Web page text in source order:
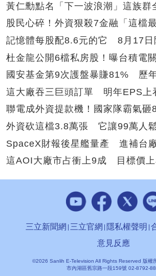
黃仁勳點名「下一波浪潮」這族群
股民心碎！外資狠殺7金融「這檔最
記憶體每股配8.6元的它 8月17日
杜金龍公開6檔私房股！曝台積電
國安基金第9次護盤暴賺81% 歷
這大廠吞三巨頭訂單 明年EPS上
聯電成外資提款機！國家隊霸氣砸
外資砍這檔3.8萬張 它讓99萬人
SpaceX財報後星艦量產 進補台
這AOI大廠市占衝上9成 目標價
三立新聞網 三立官網 隱私權聲明
意見反應
©2026 Sanlih E-Television All Rights Reserved 版權
市內湖區舊宗路一段159號 02-8792-